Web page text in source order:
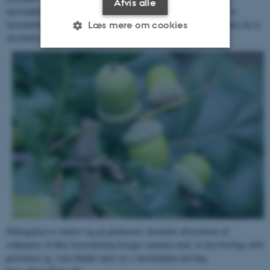
skovdriften ikke er intensiveret, mens der ikke er konsistent evidens for at
Afvis alle
Læs mere om cookies
Nødvendige Statistiske
Nødvendige cookies hjælper
med at gøre hjemmesiden
brugbar ved at aktivere nogle
grundlæggende funktioner
som navigation mm.
Hjemmesiden kan ikke